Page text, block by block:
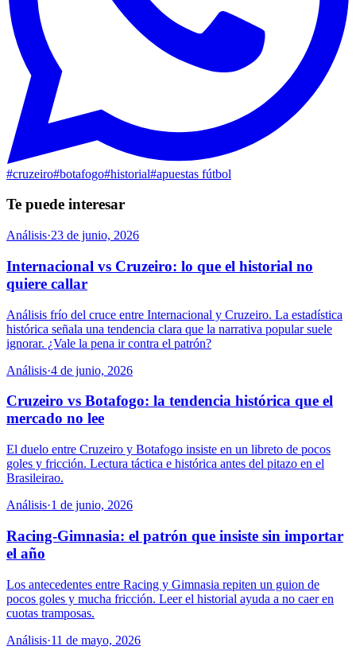
#cruzeiro#botafogo#historial#apuestas fútbol
Te puede interesar
Análisis·23 de junio, 2026
Internacional vs Cruzeiro: lo que el historial no
quiere callar
Análisis frío del cruce entre Internacional y Cruzeiro. La estadística
histórica señala una tendencia clara que la narrativa popular suele
ignorar. ¿Vale la pena ir contra el patrón?
Análisis·4 de junio, 2026
Cruzeiro vs Botafogo: la tendencia histórica que el
mercado no lee
El duelo entre Cruzeiro y Botafogo insiste en un libreto de pocos
goles y fricción. Lectura táctica e histórica antes del pitazo en el
Brasileirao.
Análisis·1 de junio, 2026
Racing-Gimnasia: el patrón que insiste sin importar
el año
Los antecedentes entre Racing y Gimnasia repiten un guion de
pocos goles y mucha fricción. Leer el historial ayuda a no caer en
cuotas tramposas.
Análisis·11 de mayo, 2026